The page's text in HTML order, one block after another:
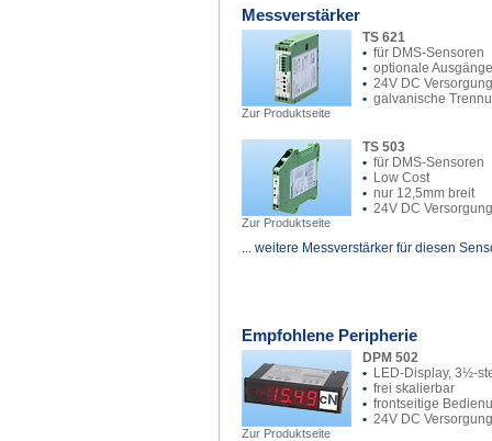
Messverstärker
Zur Produktseite
TS 621
• für DMS-Sensoren
• optionale Ausgänge
• 24V DC Versorgung
• galvanische
Zur Produktseite
TS 503
• für DMS-Sensoren
• Low Cost
• nur 12,5mm breit
• 24V DC Versorgung
... weitere Messverstärker für diesen
Empfohlene Peripherie
Zur Produktseite
DPM 502
• LED-Display, 3½-
• frei skalierbar
• frontseitige
• 24V DC Versorgung